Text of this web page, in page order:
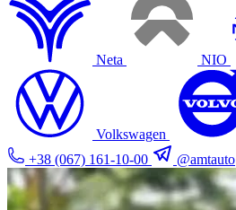
Neta NIO
Volkswagen
+38 (067) 161-10-00
@amtauto